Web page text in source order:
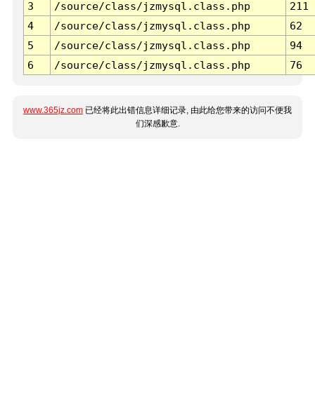
3 /source/class/jzmysql.class.php
211
4
/source/class/jzmysql.class.php
62
5
/source/class/jzmysql.class.php
94
6
/source/class/jzmysql.class.php 76
www.365jz.com 已经将此出错信息详细记录, 由此给您带来的访问不便我
们深感歉意.